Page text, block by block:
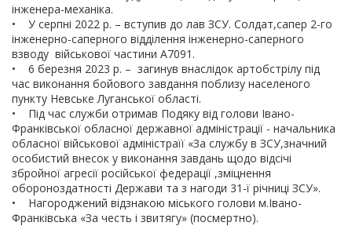
інженера-механіка.
• У серпні 2022 р. – вступив до лав ЗСУ. Солдат,сапер 2-го
інженерно-саперного відділення інженерно-саперного
взводу військової частини А7091.
• 6 березня 2023 р. – загинув внаслідок артобстрілу під
час виконання бойового завдання поблизу населеного
пункту Невське Луганської області.
• Під час служби отримав Подяку від голови Івано-
Франківської обласної державної адміністрації - начальника
обласної військової адміністраїї «За службу в ЗСУ,значний
особистий внесок у виконання завдань щодо відсічі
збройної агресії російської федерації ,зміцнення
обороноздатності Держави та з нагоди 31-ї річниці ЗСУ».
• Нагороджений відзнакою міського голови м.Івано-
Франківська «За честь і звитягу» (посмертно).